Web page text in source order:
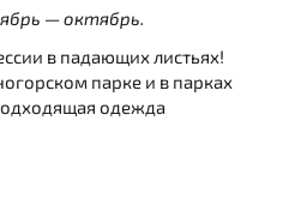
— октябрь.
в падающих листьях!
парке и в парках
одежда